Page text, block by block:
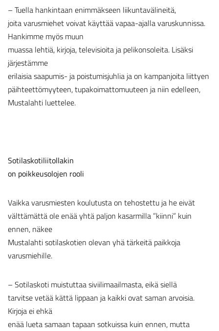
– Tuella hankintaan enimmäkseen liikuntavälineitä,
joita varusmiehet voivat käyttää vapaa-ajalla varuskunnissa.
Hankimme myös muun
muassa lehtiä, kirjoja, televisioita ja pelikonsoleita. Lisäksi
järjestämme
erilaisia saapumis- ja poistumisjuhlia ja on kampanjoita liittyen
päihteettömyyteen, tupakoimattomuuteen ja niin edelleen,
Mustalahti luettelee.
Sotilaskotiliitollakin
on poikkeusolojen rooli
Vaikka varusmiesten koulutusta on tehostettu ja he eivät
välttämättä ole enää yhtä paljon kasarmilla ”kiinni” kuin
ennen, näkee
Mustalahti sotilaskotien olevan yhä tärkeitä paikkoja
varusmiehille.
– Sotilaskoti muistuttaa siviilimaailmasta, eikä siellä
tarvitse vetää kättä lippaan ja kaikki ovat saman arvoisia.
Kirjoja ei ehkä
enää lueta samaan tapaan sotkuissa kuin ennen, mutta